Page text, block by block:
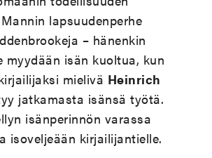
lapsuudenperhe
– hänenkin
myydään isän kuoltua, kun
mielivä Heinrich
jatkamasta isänsä työtä.
isänperinnön varassa
isoveljeään kirjailijantielle.